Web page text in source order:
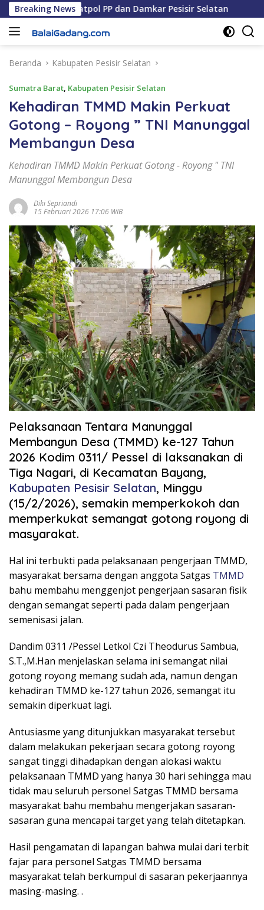
Langsung
ke
konten
Breaking News
Kepala Satpol PP dan Damkar Pesisir Selatan
Beranda Kabupaten Pesisir Selatan
Sumatra Barat, Kabupaten Pesisir Selatan
Kehadiran TMMD Makin Perkuat
Gotong – Royong ” TNI Manunggal
Membangun Desa
Kehadiran TMMD Makin Perkuat Gotong - Royong " TNI
Manunggal Membangun Desa
Diki Sepriandi
15 Februari 2026 17:06 WIB
Pelaksanaan Tentara Manunggal
Membangun Desa (TMMD) ke-127 Tahun
2026 Kodim 0311/ Pessel di laksanakan di
Tiga Nagari, di Kecamatan Bayang,
Kabupaten Pesisir Selatan, Minggu
(15/2/2026), semakin memperkokoh dan
memperkukat semangat gotong royong di
masyarakat.
Hal ini terbukti pada pelaksanaan pengerjaan TMMD,
masyarakat bersama dengan anggota Satgas TMMD
bahu membahu menggenjot pengerjaan sasaran fisik
dengan semangat seperti pada dalam pengerjaan
semenisasi jalan.
Dandim 0311 /Pessel Letkol Czi Theodurus Sambua,
S.T.,M.Han menjelaskan selama ini semangat nilai
gotong royong memang sudah ada, namun dengan
kehadiran TMMD ke-127 tahun 2026, semangat itu
semakin diperkuat lagi.
Antusiasme yang ditunjukkan masyarakat tersebut
dalam melakukan pekerjaan secara gotong royong
sangat tinggi dihadapkan dengan alokasi waktu
pelaksanaan TMMD yang hanya 30 hari sehingga mau
tidak mau seluruh personel Satgas TMMD bersama
masyarakat bahu membahu mengerjakan sasaran-
sasaran guna mencapai target yang telah ditetapkan.
Hasil pengamatan di lapangan bahwa mulai dari terbit
fajar para personel Satgas TMMD bersama
masyarakat telah berkumpul di sasaran pekerjaannya
masing-masing. .